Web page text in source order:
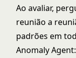
Ao avaliar,
reunião a
padrões em
Anomaly